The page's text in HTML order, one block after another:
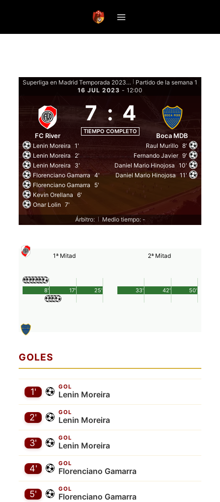
Superliga en Madrid Temporada 2023 Clausura - Fase de grupos
Partido de la semana 1
16 JUL 2023 - 12:00
FC River
7 : 4
TIEMPO COMPLETO
Boca MDB
Lenin Moreira 1'
Lenin Moreira 2'
Lenin Moreira
3'
Florenciano Gamarra 4'
Florenciano Gamarra
5'
Kevin Orellana 6'
Onar Lolin 7'
Raul Murillo 8'
Fernando Javier 9'
Daniel Mario Hinojosa 10'
Daniel Mario Hinojosa 11'
Árbitro: Medio tiempo: -
1ª Mitad
25'
8' 17'
2ª Mitad
50'
33' 42'
GOLES
GOL
Lenin Moreira
1'
GOL
Lenin Moreira
2'
GOL
Lenin Moreira
3'
GOL
Florenciano Gamarra
4'
GOL
Florenciano Gamarra
5'